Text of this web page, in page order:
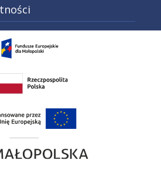
Otwarcie w nowej karcie:
w nowej karcie: Przejdź
w nowej karcie: Przejdź do